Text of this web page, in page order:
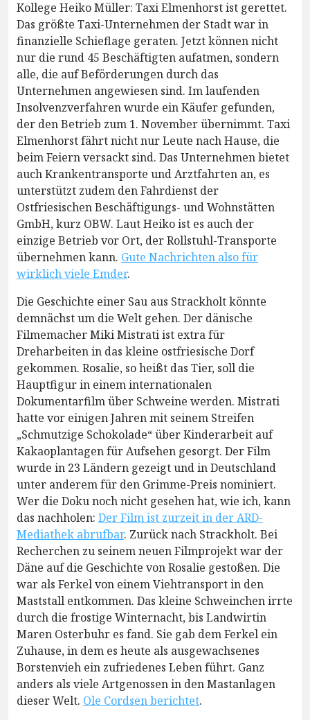
Kollege Heiko Müller: Taxi Elmenhorst ist gerettet.
Das größte Taxi-Unternehmen der Stadt war in
finanzielle Schieflage geraten. Jetzt können nicht
nur die rund 45 Beschäftigten aufatmen, sondern
alle, die auf Beförderungen durch das
Unternehmen angewiesen sind. Im laufenden
Insolvenzverfahren wurde ein Käufer gefunden,
der den Betrieb zum 1. November übernimmt. Taxi
Elmenhorst fährt nicht nur Leute nach Hause, die
beim Feiern versackt sind. Das Unternehmen bietet
auch Krankentransporte und Arztfahrten an, es
unterstützt zudem den Fahrdienst der
Ostfriesischen Beschäftigungs- und Wohnstätten
GmbH, kurz OBW. Laut Heiko ist es auch der
einzige Betrieb vor Ort, der Rollstuhl-Transporte
übernehmen kann. Gute Nachrichten also für
wirklich viele Emder.
Die Geschichte einer Sau aus Strackholt könnte
demnächst um die Welt gehen. Der dänische
Filmemacher Miki Mistrati ist extra für
Dreharbeiten in das kleine ostfriesische Dorf
gekommen. Rosalie, so heißt das Tier, soll die
Hauptfigur in einem internationalen
Dokumentarfilm über Schweine werden. Mistrati
hatte vor einigen Jahren mit seinem Streifen
„Schmutzige Schokolade“ über Kinderarbeit auf
Kakaoplantagen für Aufsehen gesorgt. Der Film
wurde in 23 Ländern gezeigt und in Deutschland
unter anderem für den Grimme-Preis nominiert.
Wer die Doku noch nicht gesehen hat, wie ich, kann
das nachholen: Der Film ist zurzeit in der ARD-
Mediathek abrufbar. Zurück nach Strackholt. Bei
Recherchen zu seinem neuen Filmprojekt war der
Däne auf die Geschichte von Rosalie gestoßen. Die
war als Ferkel von einem Viehtransport in den
Maststall entkommen. Das kleine Schweinchen irrte
durch die frostige Winternacht, bis Landwirtin
Maren Osterbuhr es fand. Sie gab dem Ferkel ein
Zuhause, in dem es heute als ausgewachsenes
Borstenvieh ein zufriedenes Leben führt. Ganz
anders als viele Artgenossen in den Mastanlagen
dieser Welt. Ole Cordsen berichtet.